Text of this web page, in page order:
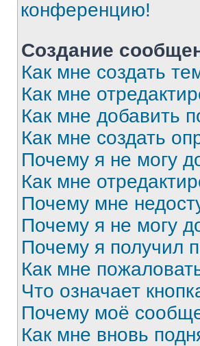
конференцию!
Создание
Как мне создать
Как мне
Как мне добавить
Как мне создать
Почему я не могу
Как мне
Почему мне
Почему я не могу
Почему я получил
Как мне
Что означает
Почему моё
Как мне вновь